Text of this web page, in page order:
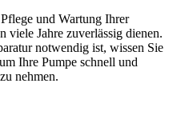
und Wartung Ihrer
viele Jahre zuverlässig dienen.
notwendig ist, wissen Sie
Ihre Pumpe schnell und
nehmen.